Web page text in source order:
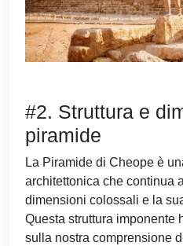
#2. Struttura e
piramide
La Piramide di Cheope è
architettonica che continua
dimensioni colossali e la
Questa struttura imponente
sulla nostra comprensione